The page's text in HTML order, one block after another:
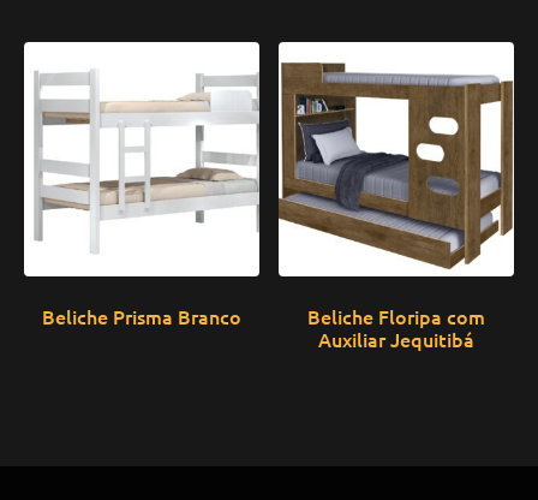
Beliche Prisma Branco
Beliche Floripa com
Auxiliar Jequitibá